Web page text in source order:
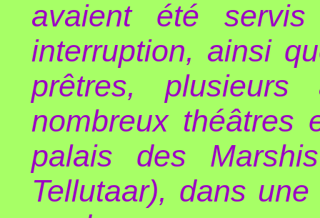
avaient été
interruption, ainsi
prêtres,
nombreux théâtres
palais des
Tellutaar), dans